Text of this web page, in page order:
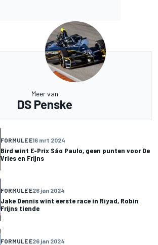
Meer van
DS Penske
FORMULE E16 mrt 2024
Bird wint E-Prix São Paulo, geen punten voor De
Vries en Frijns
FORMULE E26 jan 2024
Jake Dennis wint eerste race in Riyad, Robin
Frijns tiende
FORMULE E26 jan 2024